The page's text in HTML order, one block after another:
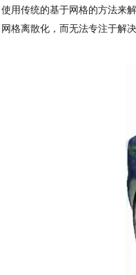
使用传统的基于网格的方法来
网格离散化，而无法专注于解